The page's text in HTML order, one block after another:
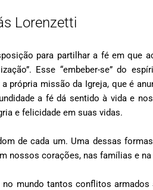
Lorenzetti
para partilhar a fé em que
Esse “embeber-se” do
missão da Igreja, que é
a fé dá sentido à vida e
e felicidade em suas vidas.
de cada um. Uma dessas
nossos corações, nas famílias e
mundo tantos conflitos